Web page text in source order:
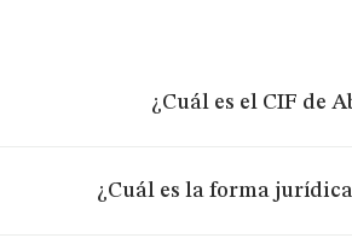
¿Cuál es el CIF de
¿Cuál es la forma